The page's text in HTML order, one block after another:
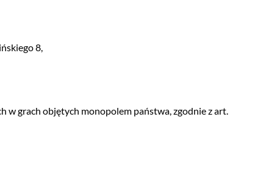
8,
grach objętych monopolem państwa, zgodnie z art.